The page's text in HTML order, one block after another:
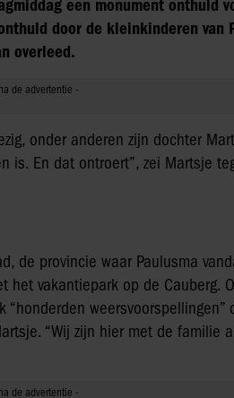
een monument onthuld
door de kleinkinderen van
overleed.
onder anderen zijn dochter
En dat ontroert”, zei Martsje
de provincie waar Paulusma
vakantiepark op de Cauberg.
weersvoorspellingen”
“Wij zijn hier met de familie